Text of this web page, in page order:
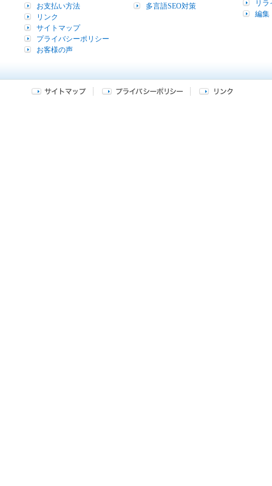
お支払い方法
リンク
サイトマップ
プライバシーポリシー
お客様の声
多言語SEO対策
リラ
編集